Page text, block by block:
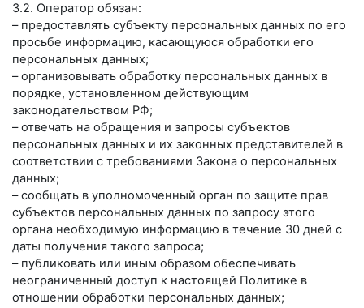
3.2. Оператор обязан:
– предоставлять субъекту персональных данных по его
просьбе информацию, касающуюся обработки его
персональных данных;
– организовывать обработку персональных данных в
порядке, установленном действующим
законодательством РФ;
– отвечать на обращения и запросы субъектов
персональных данных и их законных представителей в
соответствии с требованиями Закона о персональных
данных;
– сообщать в уполномоченный орган по защите прав
субъектов персональных данных по запросу этого
органа необходимую информацию в течение 30 дней с
даты получения такого запроса;
– публиковать или иным образом обеспечивать
неограниченный доступ к настоящей Политике в
отношении обработки персональных данных;